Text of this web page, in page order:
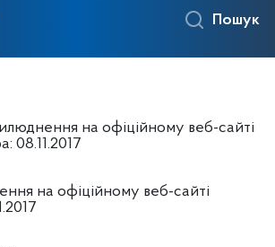
Пошук
на офіційному веб-сайті
08.11.2017
на офіційному веб-сайті